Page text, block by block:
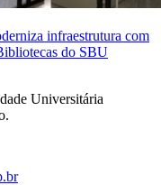
infraestrutura com
do SBU
Universitária